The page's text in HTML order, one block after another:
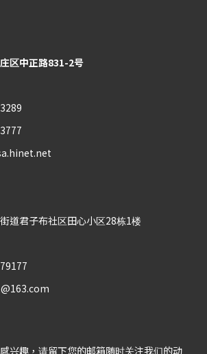
区中正路831-2号
道君子布社区田心小区28栋1楼
兴趣，请留下您的邮箱随时关注我们的动